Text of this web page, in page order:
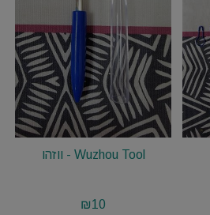
Wuzhou Tool - ווזהו
₪10